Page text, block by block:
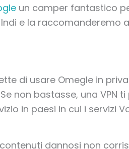
un camper fantastico
e la raccomanderemo
di usare Omegle in
non bastasse, una
in paesi in cui i servizi
dannosi non